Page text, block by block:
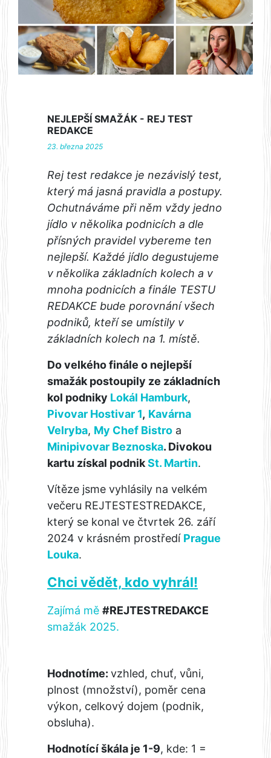
NEJLEPŠÍ SMAŽÁK - REJ TEST
REDAKCE
23. března 2025
Rej test redakce je nezávislý test,
který má jasná pravidla a postupy.
Ochutnáváme při něm vždy jedno
jídlo v několika podnicích a dle
přísných pravidel vybereme ten
nejlepší. Každé jídlo degustujeme
v několika základních kolech a v
mnoha podnicích a finále TESTU
REDAKCE bude porovnání všech
podniků, kteří se umístily v
základních kolech na 1. místě.
Do velkého finále o nejlepší
smažák postoupily ze základních
kol podniky Lokál Hamburk,
Pivovar Hostivar 1, Kavárna
Velryba, My Chef Bistro a
Minipivovar Beznoska. Divokou
kartu získal podnikSt. Martin.
Vítěze jsme vyhlásily na velkém
večeru REJTESTESTREDAKCE,
který se konal ve čtvrtek 26. září
2024 v krásném prostředí Prague
Louka.
Chci vědět, kdo vyhrál!
Zajímá mě #REJTESTREDAKCE
smažák 2025.
Hodnotíme: vzhled, chuť, vůni,
plnost (množství), poměr cena
výkon, celkový dojem (podnik,
obsluha).
Hodnotící škála je 1-9, kde: 1 =